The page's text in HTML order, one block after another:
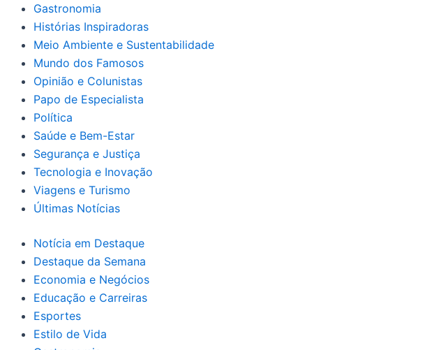
Gastronomia
Histórias Inspiradoras
Meio Ambiente e Sustentabilidade
Mundo dos Famosos
Opinião e Colunistas
Papo de Especialista
Política
Saúde e Bem-Estar
Segurança e Justiça
Tecnologia e Inovação
Viagens e Turismo
Últimas Notícias
Notícia em Destaque
Destaque da Semana
Economia e Negócios
Educação e Carreiras
Esportes
Estilo de Vida